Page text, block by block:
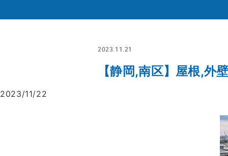
2023.11.21
【静岡,南区】屋根,外
2023/11/22